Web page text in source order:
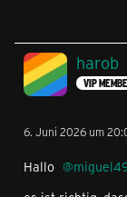
harob
VIP
6. Juni 2026 um
Hallo